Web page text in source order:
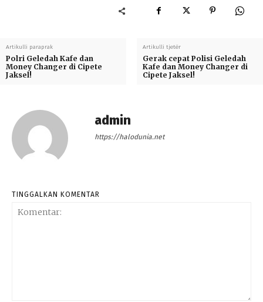
Artikulli paraprak
Polri Geledah Kafe dan
Money Changer di Cipete
Jaksel!
Artikulli tjetër
Gerak cepat Polisi Geledah
Kafe dan Money Changer di
Cipete Jaksel!
admin
https://halodunia.net
TINGGALKAN KOMENTAR